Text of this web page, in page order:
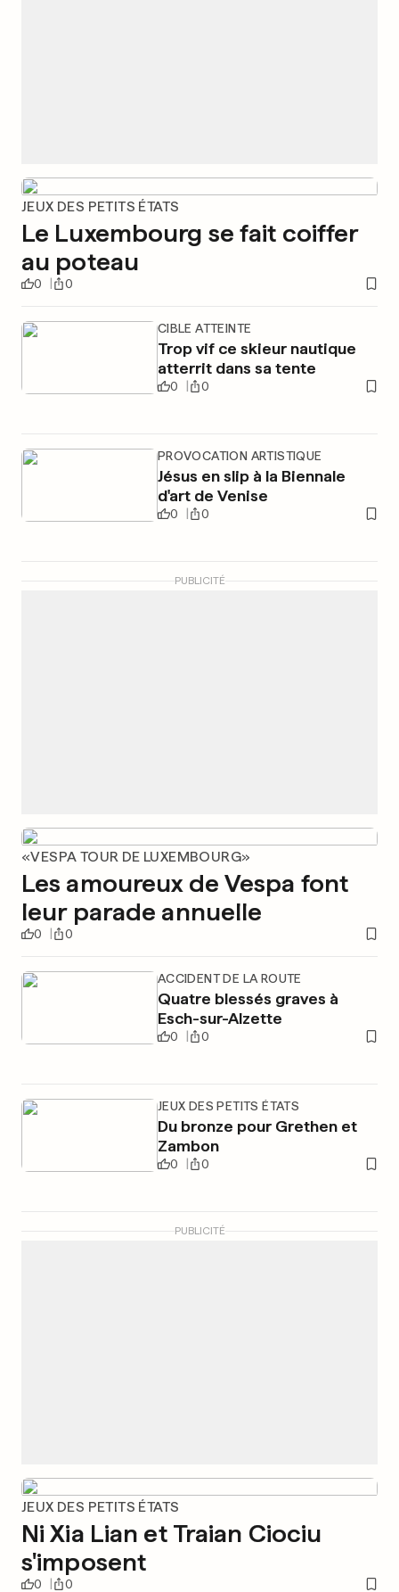
JEUX DES PETITS ÉTATS
Le Luxembourg se fait coiffer
au poteau
0 0
CIBLE ATTEINTE
Trop vif ce skieur nautique
atterrit dans sa tente
0 0
PROVOCATION ARTISTIQUE
Jésus en slip à la Biennale
d'art de Venise
0 0
PUBLICITÉ
«VESPA TOUR DE LUXEMBOURG»
Les amoureux de Vespa font
leur parade annuelle
0 0
ACCIDENT DE LA ROUTE
Quatre blessés graves à
Esch-sur-Alzette
0 0
JEUX DES PETITS ÉTATS
Du bronze pour Grethen et
Zambon
0 0
PUBLICITÉ
JEUX DES PETITS ÉTATS
Ni Xia Lian et Traian Ciociu
s'imposent
0 0